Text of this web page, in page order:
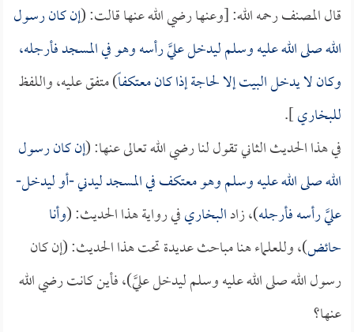
قال المصنف رحمه الله: [وعنها رضي الله عنها قالت: (إن كان رسول
الله صلى الله عليه وسلم ليدخل عليَّ رأسه وهو في المسجد فأرجله،
وكان لا يدخل البيت إلا لحاجة إذا كان معتكفاً) متفق عليه، واللفظ
للبخاري].
في هذا الحديث الثاني تقول لنا رضي الله تعالى عنها: (إن كان رسول
الله صلى الله عليه وسلم وهو معتكف في المسجد ليدني -أو ليدخل-
عليَّ رأسه فأرجله)، زادالبخاريفي رواية هذا الحديث: (وأنا
حائض)، وللعلماء هنا مباحث عديدة تحت هذا الحديث: (إن كان
رسول الله صلى الله عليه وسلم ليدخل عليَّ)، فأين كانت رضي الله
عنها؟